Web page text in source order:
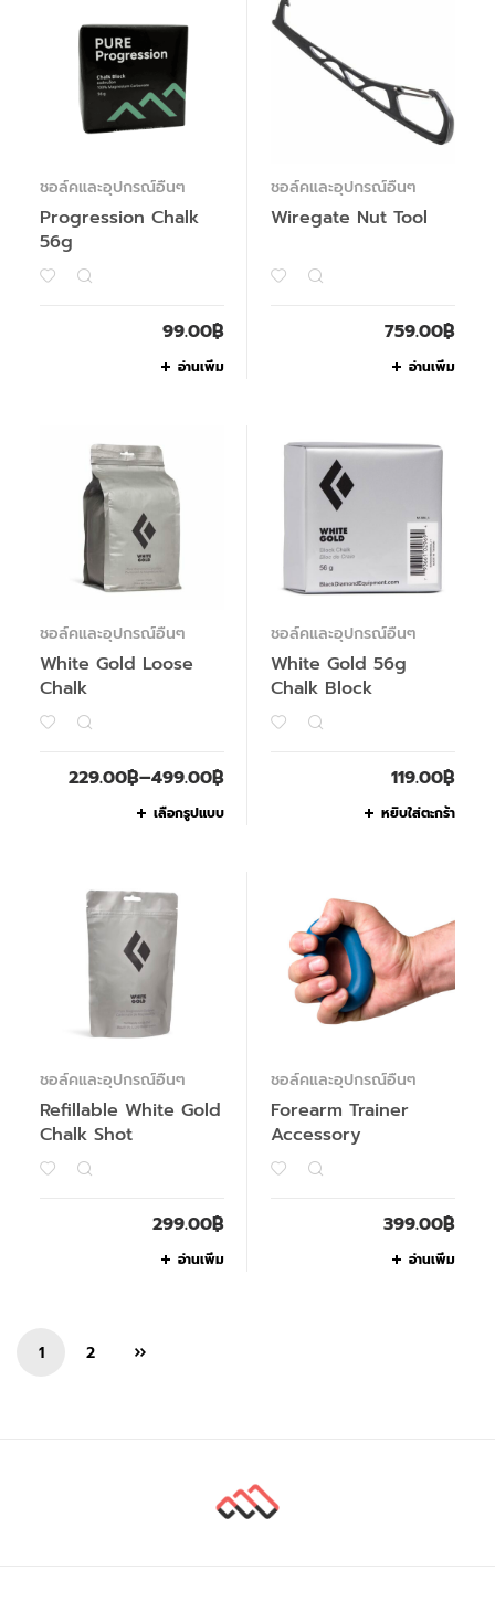
ชอล์คและอุปกรณ์อื่นๆ
Progression Chalk
56g
99.00฿
อ่านเพิ่ม
ชอล์คและอุปกรณ์อื่นๆ
Wiregate Nut Tool
759.00฿
อ่านเพิ่ม
ชอล์คและอุปกรณ์อื่นๆ
White Gold Loose
Chalk
229.00฿–499.00฿
เลือกรูปแบบ
ชอล์คและอุปกรณ์อื่นๆ
White Gold 56g
Chalk Block
119.00฿
หยิบใส่ตะกร้า
ชอล์คและอุปกรณ์อื่นๆ
Refillable White Gold
Chalk Shot
299.00฿
อ่านเพิ่ม
ชอล์คและอุปกรณ์อื่นๆ
Forearm Trainer
Accessory
399.00฿
อ่านเพิ่ม
1 2